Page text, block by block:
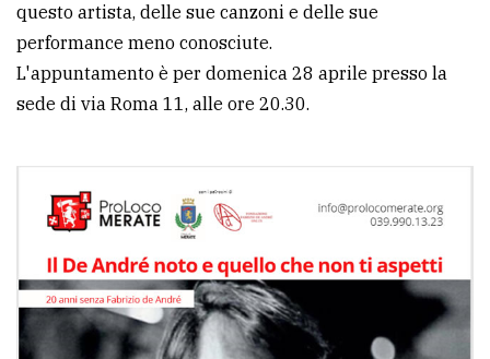
Cerca
per
comune
TESTATE
questo artista, delle sue canzoni e delle sue
performance meno conosciute.
L'appuntamento è per domenica 28 aprile presso la
sede di via Roma 11, alle ore 20.30.